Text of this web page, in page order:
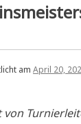
am April 20,
von